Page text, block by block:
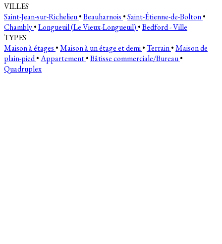
VILLES
Saint-Jean-sur-Richelieu•Beauharnois •Saint-Étienne-de-Bolton•
Chambly•Longueuil (Le Vieux-Longueuil) •Bedford - Ville
TYPES
Maison à étages •Maison à un étage et demi•Terrain•Maison de
plain-pied•Appartement•Bâtisse commerciale/Bureau•
Quadruplex